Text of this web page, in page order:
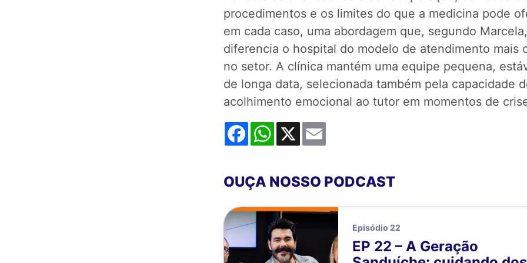
procedimentos e os limites do que a medicina pode
em cada caso, uma abordagem que, segundo Marcela,
diferencia o hospital do modelo de atendimento mais
no setor. A clínica mantém uma equipe pequena,
de longa data, selecionada também pela capacidade
acolhimento emocional ao tutor em momentos de
FacebookWhatsApp
X
OUÇA NOSSO PODCAST
Episódio 22
EP 22 – A Geração